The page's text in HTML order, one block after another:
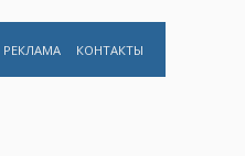
РЕКЛАМА КОНТАКТЫ